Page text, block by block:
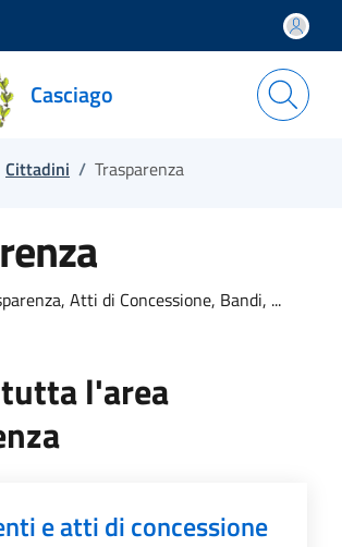
Casciago
Cittadini / Trasparenza
Atti di Concessione, Bandi, ...
l'area
e atti di concessione